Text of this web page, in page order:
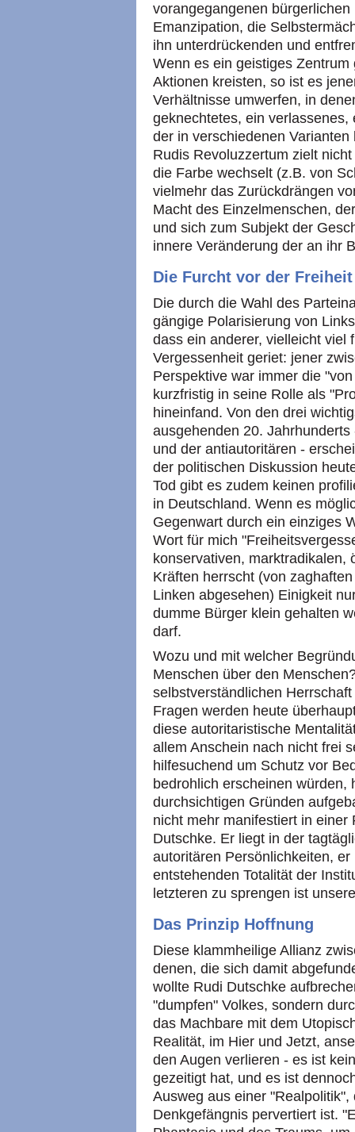
vorangegangenen
Emanzipation, die
ihn unterdrückenden und
Wenn es ein geistiges
Aktionen kreisten, so ist es
Verhältnisse umwerfen, in
geknechtetes, ein
der in verschiedenen
Rudis Revoluzzertum zielt
die Farbe wechselt (z.B. von
vielmehr das Zurückdrängen
Macht des Einzelmenschen,
und sich zum Subjekt der
innere Veränderung der an ihr
Die Furcht vor der Freiheit
Die durch die Wahl des
gängige Polarisierung von
dass ein anderer, vielleicht viel
Vergessenheit geriet: jener
Perspektive war immer die
kurzfristig in seine Rolle als
hineinfand. Von den drei
ausgehenden 20.
und der antiautoritären -
der politischen Diskussion
Tod gibt es zudem keinen
in Deutschland. Wenn es
Gegenwart durch ein einziges
Wort für mich
konservativen, marktradikalen,
Kräften herrscht (von
Linken abgesehen) Einigkeit
dumme Bürger klein gehalten
darf.
Wozu und mit welcher
Menschen über den
selbstverständlichen
Fragen werden heute
diese autoritaristische
allem Anschein nach nicht frei
hilfesuchend um Schutz vor
bedrohlich erscheinen
durchsichtigen Gründen
nicht mehr manifestiert in
Dutschke. Er liegt in der
autoritären Persönlichkeiten,
entstehenden Totalität der
letzteren zu sprengen ist
Das Prinzip Hoffnung
Diese klammheilige Allianz
denen, die sich damit
wollte Rudi Dutschke
"dumpfen" Volkes, sondern
das Machbare mit dem
Realität, im Hier und Jetzt,
den Augen verlieren - es ist
gezeitigt hat, und es ist
Ausweg aus einer
Denkgefängnis pervertiert ist.